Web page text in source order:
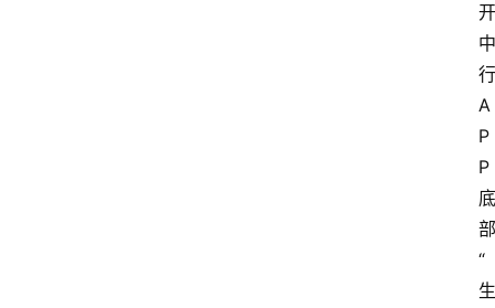
开
中
行
A
P
P
底
部
“
生